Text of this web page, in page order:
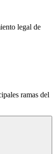
legal de
ramas del